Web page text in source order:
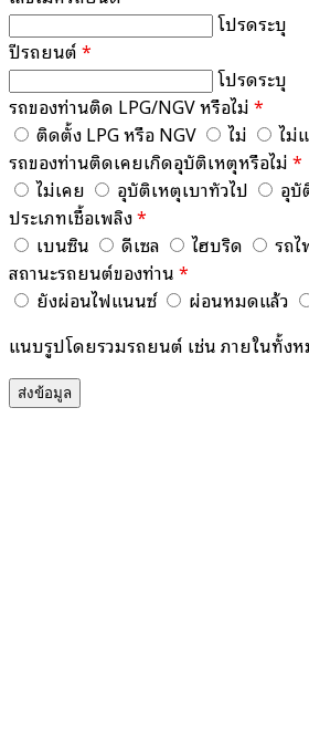
โปรดระบุ
ปีรถยนต์*
โปรดระบุ
รถของท่านติด LPG/NGV หรือไม่*
ติดตั้ง LPG หรือ NGV
ไม่
ไม่
รถของท่านติดเคยเกิดอุบัติเหตุหรือไม่*
ไม่เคย
อุบัติเหตุเบาทั่วไป
อุบั
ประเภทเชื้อเพลิง*
เบนซิน
ดีเซล ไฮบริด
รถ
สถานะรถยนต์ของท่าน*
ยังผ่อนไฟแนนซ์
ผ่อนหมดแล้ว
แนบรูปโดยรวมรถยนต์ เช่น ภายในทั้ง